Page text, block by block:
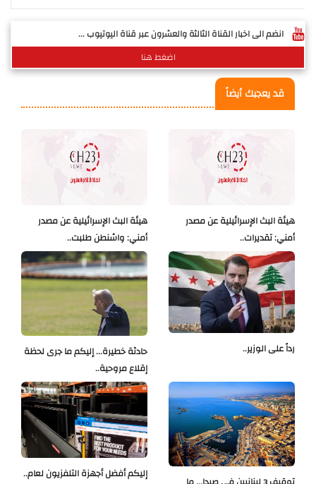
انضم الى اخبار القناة الثالثة والعشرون عبر قناة اليوتيوب ...
اضغط هنا
قد يعجبك أيضاً
هيئة البث الإسرائيلية عن مصدر
أمني: واشنطن طلبت..
هيئة البث الإسرائيلية عن مصدر
أمني: تقديرات..
حادثة خطيرة... إليكم ما جرى لحظة
إقلاع مروحية..
رداً على الوزير..
إليكم أفضل أجهزة التلفزيون لعام..